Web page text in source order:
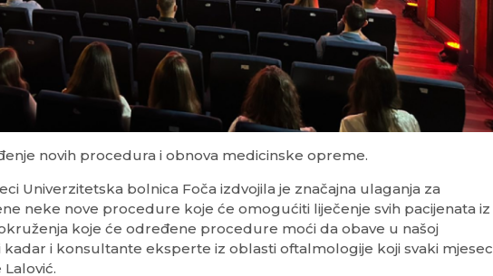
novih procedura i obnova medicinske opreme.
Univerzitetska bolnica Foča izdvojila je značajna ulaganja za
neke nove procedure koje će omogućiti liječenje svih pacijenata iz
koje će određene procedure moći da obave u našoj
kadar i konsultante eksperte iz oblasti oftalmologije koji svaki mjesec